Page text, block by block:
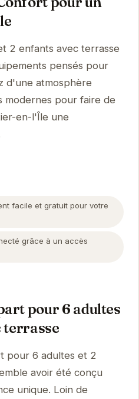
2 enfants avec terrasse
pensés pour
d'une atmosphère
modernes pour faire de
en-l'Île une
facile et gratuit pour votre
grâce à un accès
pour 6 adultes
terrasse
pour 6 adultes et 2
avoir été conçu
unique. Loin de